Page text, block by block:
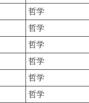
哲学
哲学
哲学
哲学
哲学
哲学